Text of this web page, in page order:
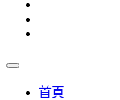
首頁